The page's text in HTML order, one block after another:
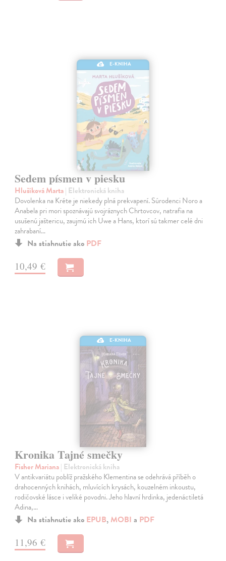
E-KNIHA
Sedem písmen v piesku
Hlušíková Marta| Elektronická kniha
Dovolenka na Kréte je niekedy plná prekvapení. Súrodenci Noro a
Anabela pri mori spoznávajú svojráznych Chrtovcov, natrafia na
usušenú jaštericu, zaujmú ich Uwe a Hans, ktorí sú takmer celé dni
zahrabaní…
Na stiahnutie ako PDF
10,49 €
E-KNIHA
Kronika Tajné smečky
Fisher Mariana| Elektronická kniha
V antikvariátu poblíž pražského Klementina se odehrává příběh o
drahocenných knihách, mluvících krysách, kouzelném inkoustu,
rodičovské lásce i veliké povodni. Jeho hlavní hrdinka, jedenáctiletá
Adina,…
Na stiahnutie ako EPUB, MOBI a PDF
11,96 €